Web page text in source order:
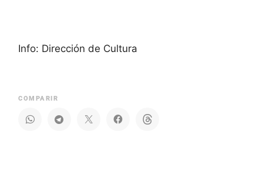
Info: Dirección de Cultura
COMPARIR